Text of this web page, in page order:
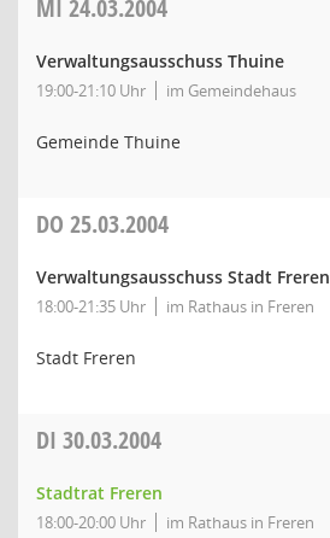
MI 24.03.2004
Verwaltungsausschuss Thuine
19:00-21:10 Uhr im Gemeindehaus
Gemeinde Thuine
DO 25.03.2004
Verwaltungsausschuss Stadt Freren
18:00-21:35 Uhr im Rathaus in Freren
Stadt Freren
DI 30.03.2004
Stadtrat Freren
18:00-20:00 Uhr im Rathaus in Freren